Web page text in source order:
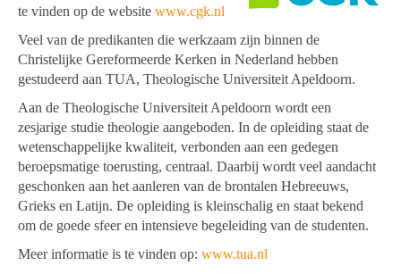
te vinden op de website www.cgk.nl
Veel van de predikanten die werkzaam zijn binnen de
Christelijke Gereformeerde Kerken in Nederland hebben
gestudeerd aan TUA, Theologische Universiteit Apeldoorn.
Aan de Theologische Universiteit Apeldoorn wordt een
zesjarige studie theologie aangeboden. In de opleiding staat de
wetenschappelijke kwaliteit, verbonden aan een gedegen
beroepsmatige toerusting, centraal. Daarbij wordt veel aandacht
geschonken aan het aanleren van de brontalen Hebreeuws,
Grieks en Latijn. De opleiding is kleinschalig en staat bekend
om de goede sfeer en intensieve begeleiding van de studenten.
Meer informatie is te vinden op: www.tua.nl